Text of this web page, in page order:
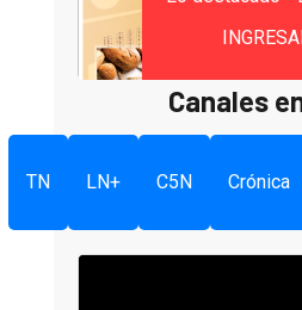
Canales
TN LN+ C5N Crónica